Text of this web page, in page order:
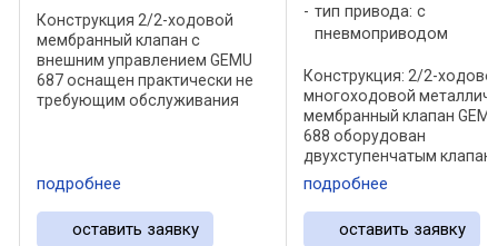
Конструкция 2/2-ходовой
мембранный клапан с
внешним управлением GEMU
687 оснащен практически не
требующим обслуживания
"нормально закрытый
открытый пружиной" и ...
подробнее
оставить заявку
тип привода: с
пневмоприводом
Конструкция: 2/2-
многоходовой
мембранный клапан
688 оборудован
двухступенчатым
Корпус привода
нержавеющей стали,
управление
двумя поршнями,
подробнее
оставить заявку